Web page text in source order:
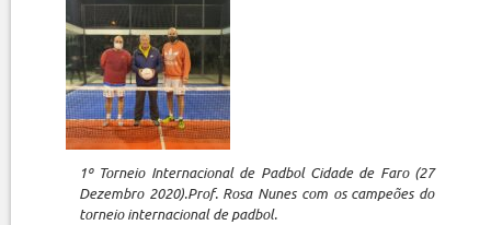
1º Torneio Internacional de Padbol Cidade de Faro (27
Dezembro 2020).Prof. Rosa Nunes com os campeões do
torneio internacional de padbol.